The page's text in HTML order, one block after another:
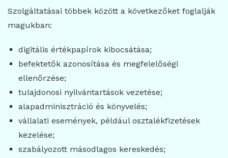
Szolgáltatásai többek között a következőket foglalják
magukban:
digitális értékpapírok kibocsátása;
befektetők azonosítása és megfelelőségi
ellenőrzése;
tulajdonosi nyilvántartások vezetése;
alapadminisztráció és könyvelés;
vállalati események, például osztalékfizetések
kezelése;
szabályozott másodlagos kereskedés;